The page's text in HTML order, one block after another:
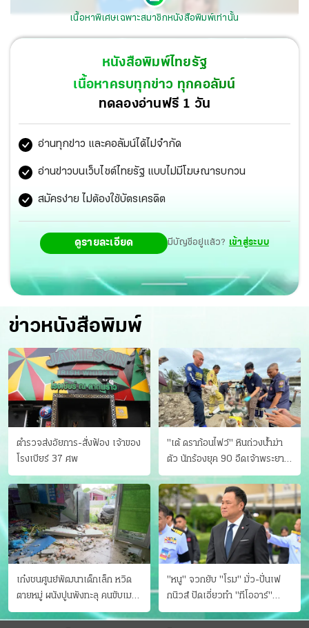
เป็นเดิมพันที่สูงมาก สำหรับเพศของลูก ซึ่งผลอัลตราซาวด์
ออกมาแล้วว่าเป็นผู้ชาย ตูน-อาทิวราห์ ชนะ! งานนี้คุณภรรยา
ก้อย-รัชวิน ต้องควัก 1 ล้านบาทมาเป็นเงินขวัญถุงให้ลูก.
เนื้อหาพิเศษเฉพาะสมาชิกหนังสือพิมพ์เท่านั้น
หนังสือพิมพ์ไทยรัฐ
เนื้อหาครบทุกข่าว ทุกคอลัมน์
ทดลองอ่านฟรี 1 วัน
อ่านทุกข่าว และคอลัมน์ได้ไม่จำกัด
อ่านข่าวบนเว็บไซต์ไทยรัฐ แบบไม่มีโฆษณารบกวน
สมัครง่าย ไม่ต้องใช้บัตรเครดิต
ดูรายละเอียด มีบัญชีอยู่แล้ว? เข้าสู่ระบบ
ข่าวหนังสือพิมพ์
ตำรวจส่งอัยการ-สั่งฟ้อง เจ้าของ
โรงเบียร์ 37 ศพ
"เต้ ดราก้อนไฟว์" หินถ่วงน้ำฆ่า
ตัว นักร้องยุค 90 อืดเจ้าพระยา
แฟนหาตัววุ่น เครียดธุรกิจ!
เก๋งชนศูนย์พัฒนาเด็กเล็ก หวิด
ตายหมู่ ผนังปูนพังทะลุ คนขับเมา
ยา
"หนู" จวกยับ "โรม" มั่ว-ปั่นเฟ
กนิวส์ ปัดเอี่ยวทํา "ทีโออาร์"
ต้นทางโกงสอบฉาว